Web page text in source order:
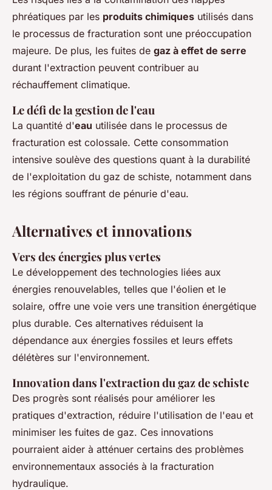
phréatiques par les produits chimiques utilisés dans
le processus de fracturation sont une préoccupation
majeure. De plus, les fuites de gaz à effet de serre
durant l'extraction peuvent contribuer au
réchauffement climatique.
Le défi de la gestion de l'eau
La quantité d'eau utilisée dans le processus de
fracturation est colossale. Cette consommation
intensive soulève des questions quant à la durabilité
de l'exploitation du gaz de schiste, notamment dans
les régions souffrant de pénurie d'eau.
Alternatives et innovations
Vers des énergies plus vertes
Le développement des technologies liées aux
énergies renouvelables, telles que l'éolien et le
solaire, offre une voie vers une transition énergétique
plus durable. Ces alternatives réduisent la
dépendance aux énergies fossiles et leurs effets
délétères sur l'environnement.
Innovation dans l'extraction du gaz de schiste
Des progrès sont réalisés pour améliorer les
pratiques d'extraction, réduire l'utilisation de l'eau et
minimiser les fuites de gaz. Ces innovations
pourraient aider à atténuer certains des problèmes
environnementaux associés à la fracturation
hydraulique.